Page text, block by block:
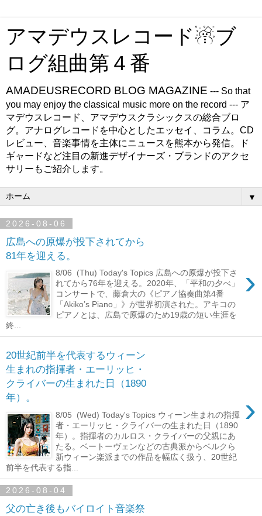
アマデウスレコード☃ブ
ログ組曲第４番
AMADEUSRECORD BLOG MAGAZINE --- So that
you may enjoy the classical music more on the record --- ア
マデウスレコード、アマデウスクラシックスの総合ブロ
グ。アナログレコードを中心としたエッセイ、コラム。CD
レビュー、音楽事情を主体にニュースを熊本から発信。ド
ギャードなど注目の新進デザイナーズ・ブランドのアクセ
サリーもご紹介します。
▼
2026-08-06
広島への原爆が投下されてから
81年を迎える。
›
8/06 (Thu) Today's Topics 広島への原爆が投下さ
れてから76年を迎える。2020年、「平和の夕べ」
コンサートで、藤倉大の《ピアノ協奏曲第4番
「Akiko’s Piano」》が世界初演された。アキコの
ピアノとは、広島で原爆のため19歳の短い生涯を
終...
20世紀前半を代表するウィーン
生まれの指揮者・エーリッヒ・
クライバーの生まれた日（1890
年）。
›
8/05 (Wed) Today's Topics ウィーン生まれの指揮
者・エーリッヒ・クライバーの生まれた日（1890
年）。指揮者のカルロス・クライバーの父親にあ
たる。ベートーヴェンなどの古典派からベルクら
新ウィーン楽派までの作品を幅広く扱う、20世紀
前半を代表する指...
2026-08-04
父の亡き後もバイロイト音楽祭